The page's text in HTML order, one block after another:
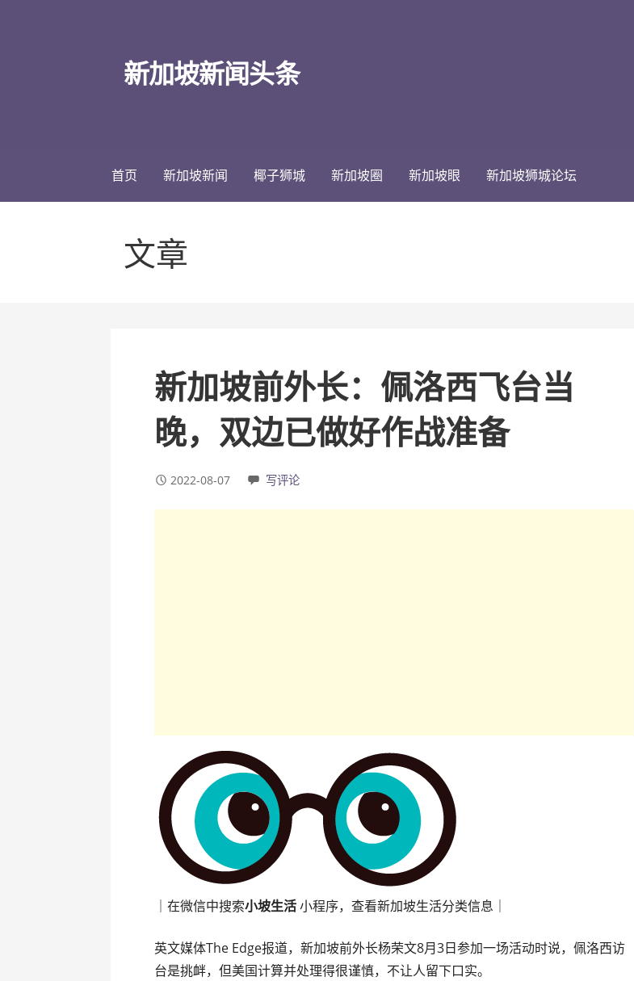
新加坡新闻头条
首页 新加坡新闻 椰子狮城 新加坡圈 新加坡眼 新加坡狮城论坛
文章
新加坡前外长：佩洛西飞台当
晚，双边已做好作战准备
2022-08-07 写评论
｜在微信中搜索小坡生活小程序，查看新加坡生活分类信息｜
英文媒体The Edge报道，新加坡前外长杨荣文8月3日参加一场活动时说，佩洛西访
台是挑衅，但美国计算并处理得很谨慎，不让人留下口实。